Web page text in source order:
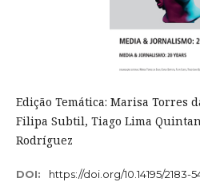
Edição Temática: Marisa Torres
Filipa Subtil, Tiago Lima
Rodríguez
DOI: https://doi.org/10.14195/2183-